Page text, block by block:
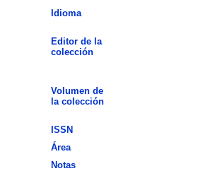
Idioma
Editor de la
colección
Volumen de
la colección
ISSN
Área
Notas